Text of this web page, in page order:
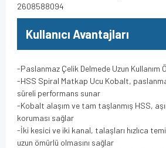
2608588094
Kullanıcı Avantajları
-Paslanmaz Çelik Delmede Uzun Kullanım
-HSS Spiral Matkap Ucu Kobalt,
süreli performans sunar
-Kobalt alaşım ve tam taşlanmış HSS,
koruması sağlar
-İki kesici ve iki kanal, talaşları hızlıca
uzun ömürlü olmasını sağlar